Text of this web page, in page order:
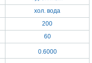
хол. вода
200
60
0.6000